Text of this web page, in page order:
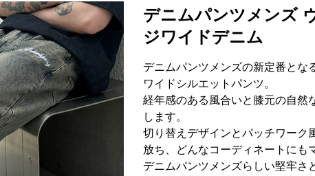
デニムパンツメンズ
ジワイドデニム
デニムパンツメンズの新定番とな
ワイドシルエットパンツ。
経年感のある風合いと膝元の自然
します。
切り替えデザインとパッチワーク
放ち、どんなコーディネートにも
デニムパンツメンズらしい堅牢さ